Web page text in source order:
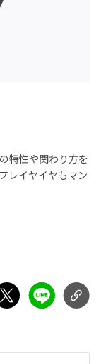
特性や関わり方を
レイヤイヤもマン